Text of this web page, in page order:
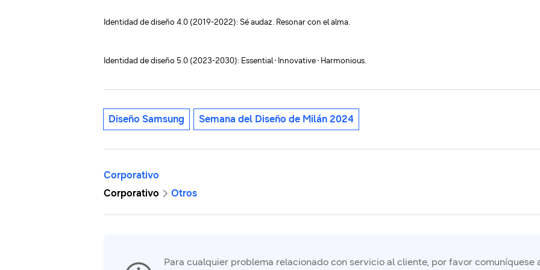
Identidad de diseño 4.0 (2019-2022): Sé audaz. Resonar con el alma.
Identidad de diseño 5.0 (2023-2030): Essential∙Innovative∙Harmonious.
Diseño Samsung Semana del Diseño de Milán 2024
Corporativo
Corporativo
Otros
Para cualquier problema relacionado con servicio al cliente, por favor comuníquese